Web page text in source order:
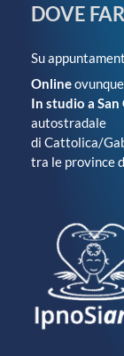
DOVE
Su
Online
In studio a San
autostradale
di Cattolica/
tra le province